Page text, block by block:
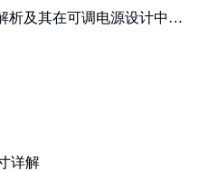
析及其在可调电源设计中的
详解